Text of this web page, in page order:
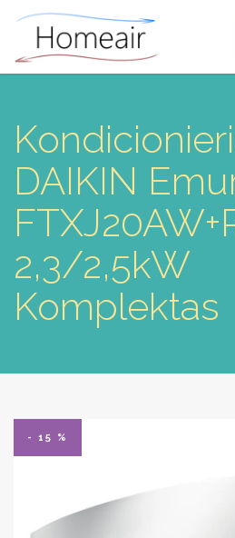
DAIKIN
2,3/2,5kW
Komplektas
- 15 %